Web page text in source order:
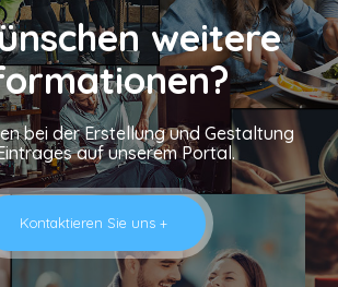
weitere
bei der Erstellung und Gestaltung
auf unserem Portal.
Kontaktieren Sie uns +